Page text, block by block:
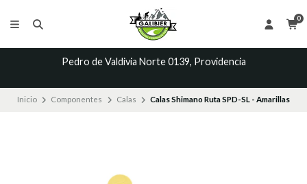
0
Pedro de Valdivia Norte 0139, Providencia
Inicio Componentes Calas Calas Shimano Ruta SPD-SL - Amarillas